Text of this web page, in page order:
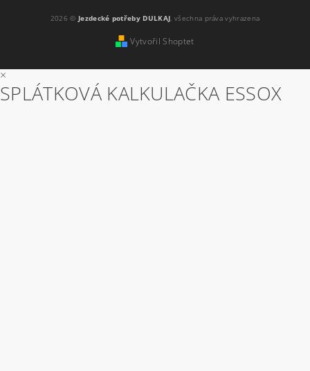
2026 © Jezdecké potřeby DULKAJ , všechna práva vyhrazena
Vytvořil Shoptet
×
SPLÁTKOVÁ KALKULAČKA ESSOX